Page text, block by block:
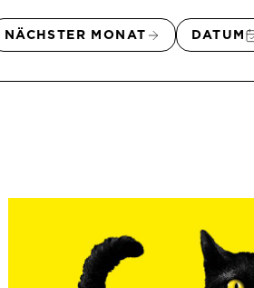
NÄCHSTER MONAT DATUM